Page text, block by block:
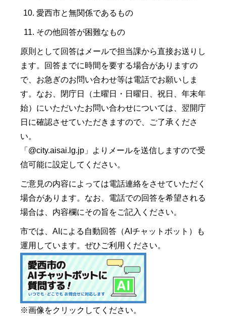
愛西市と無関係であるもの
その他回答が困難なもの
原則として回答はメールで担当課から直接お送りし
ます。回答までに時間を要する場合がありますの
で、お急ぎのお問い合わせ等は電話でお願いしま
す。なお、閉庁日（土曜日・日曜日、祝日、年末年
始）にいただいたお問い合わせについては、翌開庁
日に確認させていただきますので、ご了承くださ
い。
「@city.aisai.lg.jp」よりメールを送信しますので受
信可能に設定してください。
ご意見の内容によっては電話連絡をさせていただく
場合があります。なお、電話での回答を希望される
場合は、内容欄にその旨をご記入ください。
市では、AIによる自動回答（AIチャットボット）も
運用しています。ぜひご利用ください。
※画像をクリックしてください。